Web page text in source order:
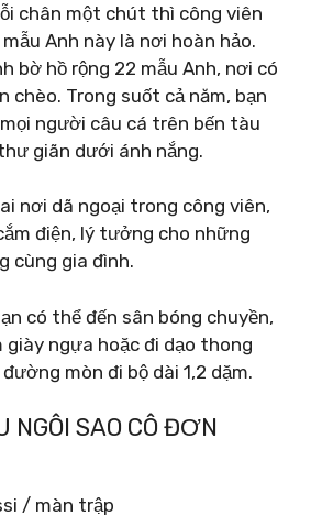
chân một chút thì công viên
Anh này là nơi hoàn hảo.
bờ hồ rộng 22 mẫu Anh, nơi có
chèo. Trong suốt cả năm, bạn
người câu cá trên bến tàu
giãn dưới ánh nắng.
nơi dã ngoại trong công viên,
điện, lý tưởng cho những
cùng gia đình.
có thể đến sân bóng chuyền,
giày ngựa hoặc đi dạo thong
mòn đi bộ dài 1,2 dặm.
SAO CÔ ĐƠN
/ màn trập